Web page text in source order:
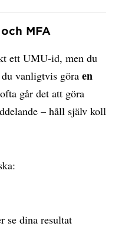
MFA
ett UMU-id, men du
vanligtvis göra en
går det att göra
– håll själv koll
se dina resultat